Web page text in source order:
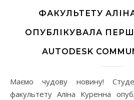
ФАКУЛЬТЕТУ
ОПУБЛІКУВАЛА
AUTODESK
Маємо чудову новину! Студентка архітектурного
факультету Аліна Куренна